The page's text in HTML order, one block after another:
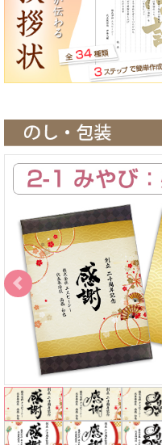
5～15ページオリジナルに変
別途、お見積りさせて頂きま
※カタログギフト：ヴァリア
＜のし・包装について＞
＜挨拶状・メッセージカード＞
便箋タイプやカードタイプな
各種定型の文例もご用意して
お客様がお考えになったオリ
可能ですので想いを込めて贈
＜写真の入稿について＞
メール添付又は、
入稿フォーム
＜支払いについて＞
締日での請求書払いや領収書
い。
＜個別配送＞
配送先が複数になる場合も、
面倒な送付作業も、配送先リ
当店で代行させていただきま
＜その他＞
カタログギフトにプラスして